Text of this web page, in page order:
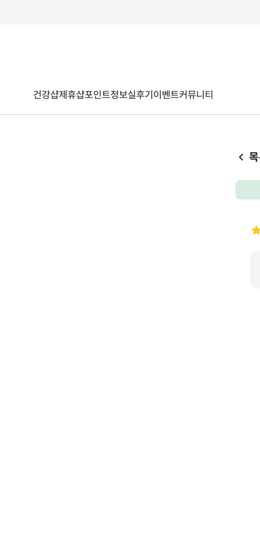
건강샵제휴샵포인트정보실후기이벤트커뮤니티